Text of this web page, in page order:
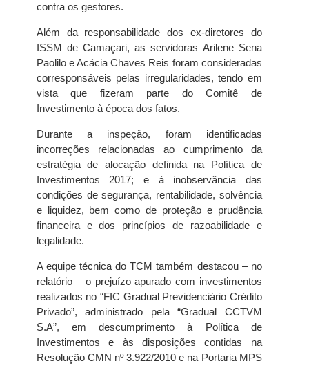
contra os gestores.
Além da responsabilidade dos ex-diretores do
ISSM de Camaçari, as servidoras Arilene Sena
Paolilo e Acácia Chaves Reis foram consideradas
corresponsáveis pelas irregularidades, tendo em
vista que fizeram parte do Comitê de
Investimento à época dos fatos.
Durante a inspeção, foram identificadas
incorreções relacionadas ao cumprimento da
estratégia de alocação definida na Política de
Investimentos 2017; e à inobservância das
condições de segurança, rentabilidade, solvência
e liquidez, bem como de proteção e prudência
financeira e dos princípios de razoabilidade e
legalidade.
A equipe técnica do TCM também destacou – no
relatório – o prejuízo apurado com investimentos
realizados no “FIC Gradual Previdenciário Crédito
Privado”, administrado pela “Gradual CCTVM
S.A”, em descumprimento à Política de
Investimentos e às disposições contidas na
Resolução CMN nº 3.922/2010 e na Portaria MPS